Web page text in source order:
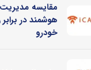
مقایسه
هوشمند در
خودرو